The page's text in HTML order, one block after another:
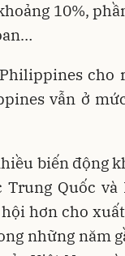
10%,
cho
vẫn ở
biến động
Quốc
hơn cho
những năm